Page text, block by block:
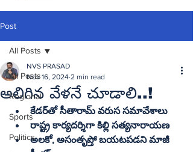
Post
All Posts
Regional
Sports
Politics
All Posts
అలిగిన వేళనే చూడాలి..!
NVS PRASAD
Nov 16, 2024 2 min read
కేడర్‌తో సీతారామ్‌ వరుస సమావేశాలు
రాష్ట్ర కార్యదర్శిగా కిల్లి సత్యనారాయణ
అలకో, అసంతృప్తో బయటపడని మాజీ